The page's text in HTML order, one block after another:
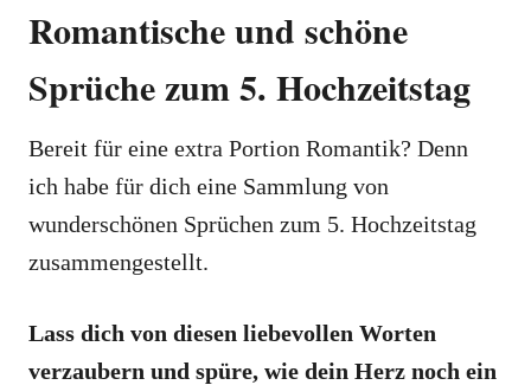
Romantische und schöne
Sprüche zum 5. Hochzeitstag
Bereit für eine extra Portion Romantik? Denn
ich habe für dich eine Sammlung von
wunderschönen Sprüchen zum 5. Hochzeitstag
zusammengestellt.
Lass dich von diesen liebevollen Worten
verzaubern und spüre, wie dein Herz noch ein